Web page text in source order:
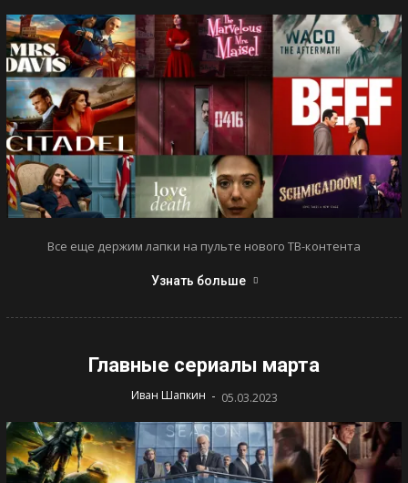
Все еще держим лапки на пульте нового ТВ-контента
Узнать больше
Главные сериалы марта
Иван Шапкин - 05.03.2023